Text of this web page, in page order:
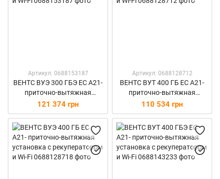
Артикул: 0688153187
ВЕНТС ВУЭ 300 ГБЭ ЕС А21-
приточно-вытяжная
установка с рекуператором
и Wi-Fi
121 374 грн
Артикул: 0688128712
ВЕНТС ВУТ 400 ГБ ЕС А21-
приточно-вытяжная
установка с рекуператором
и Wi-Fi
110 534 грн